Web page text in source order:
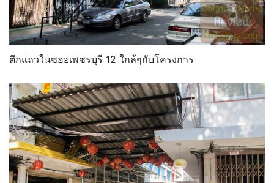
ตึกแถวในซอยเพชรบุรี 12 ใกล้ๆกับโครงการ